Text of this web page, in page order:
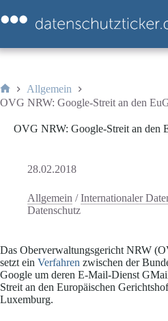
Inhalt
springen
Start
Allgemein
OVG NRW: Google-Streit an den
OVG NRW: Google-Streit an den
28.02.2018
Allgemein /Internationaler
Datenschutz
Das Oberverwaltungsgericht NRW
setzt ein Verfahren zwischen der
Google um deren E-Mail-Dienst
Streit an den Europäischen
Luxemburg.